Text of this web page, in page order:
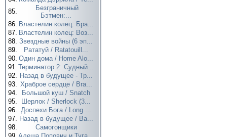
85.
Безграничный
Бэтмен:...
86. Властелин колец: Бра...
87. Властелин колец: Воз...
88. Звездные войны (6 эп...
89.
Рататуй / Ratatouill...
90. Один дома / Home Alo...
91. Терминатор 2: Судный...
92. Назад в будущее - Тр...
93. Храброе сердце / Bra...
94.
Большой куш / Snatch
95.
Шерлок / Sherlock (3...
96. Доспехи Бога / Long ...
97. Назад в будущее / Ba...
98.
Самогонщики